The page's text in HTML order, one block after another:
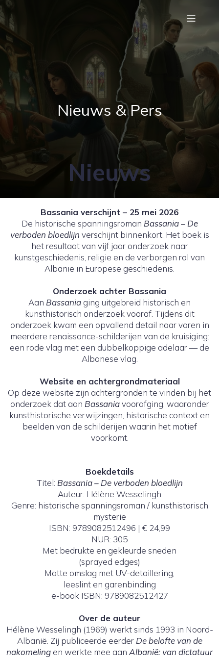
Nieuws & Pers
Nieuws
Bassania verschijnt – 25 mei 2026
De historische spanningsroman Bassania – De
verboden bloedlijn verschijnt binnenkort. Het boek is
het resultaat van vijf jaar onderzoek naar
kunstgeschiedenis, religie en de verborgen rol van
Albanië in Europese geschiedenis.
Onderzoek achter Bassania
Aan Bassania ging uitgebreid historisch en
kunsthistorisch onderzoek vooraf. Tijdens dit
onderzoek kwam een opvallend detail naar voren in
meerdere renaissance-schilderijen van de kruisiging:
een rode vlag met een dubbelkoppige adelaar — de
Albanese vlag.
Website en achtergrondmateriaal
Op deze website zijn achtergronden te vinden bij het
onderzoek dat aan Bassaniavoorafging, waaronder
kunsthistorische verwijzingen, historische context en
beelden van de schilderijen waarin het motief
voorkomt.
Boekdetails
Titel: Bassania – De verboden bloedlijn
Auteur: Hélène Wesselingh
Genre: historische spanningsroman / kunsthistorisch
mysterie
ISBN: 9789082512496 | € 24,99
NUR: 305
Met bedrukte en gekleurde sneden
(sprayed edges)
Matte omslag met UV-detaillering,
leeslint en garenbinding
e-book ISBN: 9789082512427
Over de auteur
Hélène Wesselingh (1969) werkt sinds 1993 in Noord-
Albanië. Zij publiceerde eerder De belofte van de
nakomeling en werkte mee aan Albanië: van dictatuur